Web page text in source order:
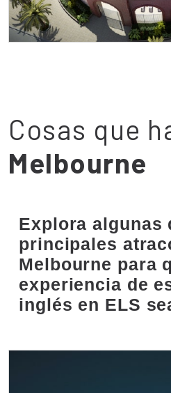
Piscina al
Cosas que
Melbourne
Explora algunas
principales
Melbourne para
experiencia de
inglés en ELS